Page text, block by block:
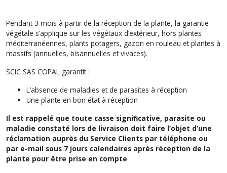
Pendant 3 mois à partir de la réception de la plante, la garantie
végétale s’applique sur les végétaux d’extérieur, hors plantes
méditerranéennes, plants potagers, gazon en rouleau et plantes à
massifs (annuelles, bisannuelles et vivaces).
SCIC SAS COPAL garantit :
L’absence de maladies et de parasites à réception
Une plante en bon état à réception
Il est rappelé que toute casse significative, parasite ou
maladie constaté lors de livraison doit faire l’objet d’une
réclamation auprès du Service Clients par téléphone ou
par e-mail sous 7 jours calendaires après réception de la
plante pour être prise en compte